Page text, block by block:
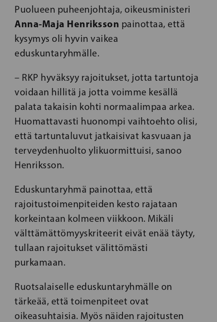
Puolueen puheenjohtaja, oikeusministeri
Anna-Maja Henriksson painottaa, että
kysymys oli hyvin vaikea
eduskuntaryhmälle.
– RKP hyväksyy rajoitukset, jotta tartuntoja
voidaan hillitä ja jotta voimme kesällä
palata takaisin kohti normaalimpaa arkea.
Huomattavasti huonompi vaihtoehto olisi,
että tartuntaluvut jatkaisivat kasvuaan ja
terveydenhuolto ylikuormittuisi, sanoo
Henriksson.
Eduskuntaryhmä painottaa, että
rajoitustoimenpiteiden kesto rajataan
korkeintaan kolmeen viikkoon. Mikäli
välttämättömyyskriteerit eivät enää täyty,
tullaan rajoitukset välittömästi
purkamaan.
Ruotsalaiselle eduskuntaryhmälle on
tärkeää, että toimenpiteet ovat
oikeasuhtaisia. Myös näiden rajoitusten